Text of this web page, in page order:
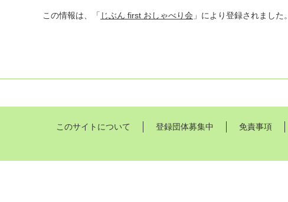
この情報は、「 じぶん first おしゃべり会 」により登録されました。
このサイトについて 登録団体募集中 免責事項